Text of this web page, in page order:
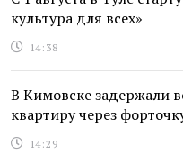
культура для всех»
14:38
В Кимовске задержали
квартиру через
14:29